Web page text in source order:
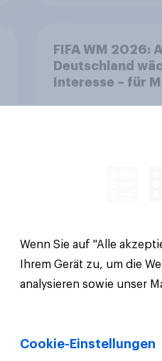
FIFA WM 2026:
Deutschland
Interesse – für
Artikel
Wenn Sie auf "Alle
Ihrem Gerät zu, um die
analysieren sowie unser
Cookie-Einstellungen